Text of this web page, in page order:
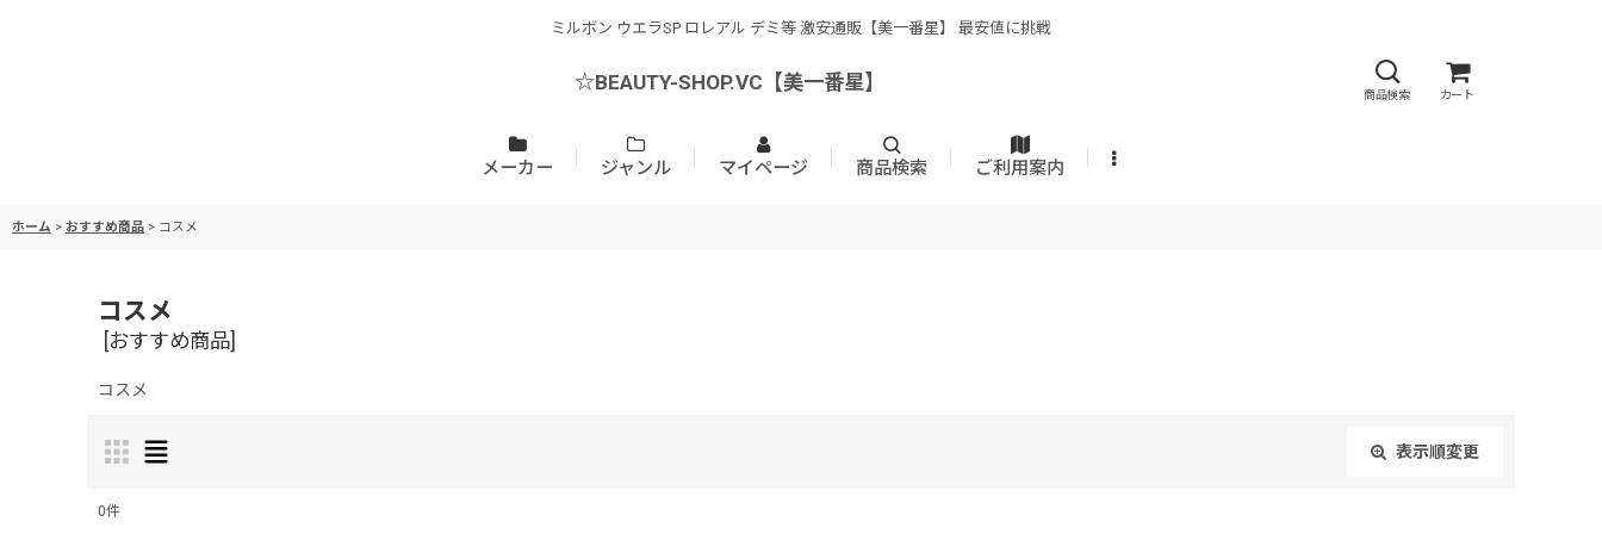
ミルボン ウエラSP ロレアル デミ等 激安通販【美一番星】 最安値に挑戦
☆BEAUTY-SHOP.VC【美一番星】
商品検索 カート
メーカー ジャンル マイページ 商品検索 ご利用案内
ホーム > おすすめ商品 > コスメ
コスメ
おすすめ商品
コスメ
表示順変更
0件